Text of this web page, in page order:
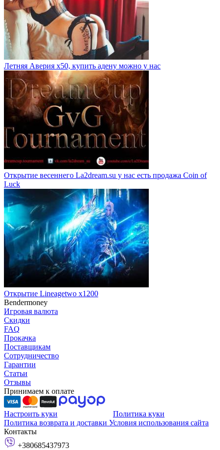
Летняя Аверия х50, купить адену можно у нас
Открытие весеннего La2dream.su у нас есть продажа Coin of
Luck
Открытие Lineagetwo x1200
Bendermoney
Игровая валюта
Скидки
FAQ
Прокачка
Поставщикам
Сотрудничество
Гарантии
Статьи
Отзывы
Принимаем к оплате
Настроить куки
Политика куки
Политика возврата и доставки Условия использования сайта
Контакты
+380685437973